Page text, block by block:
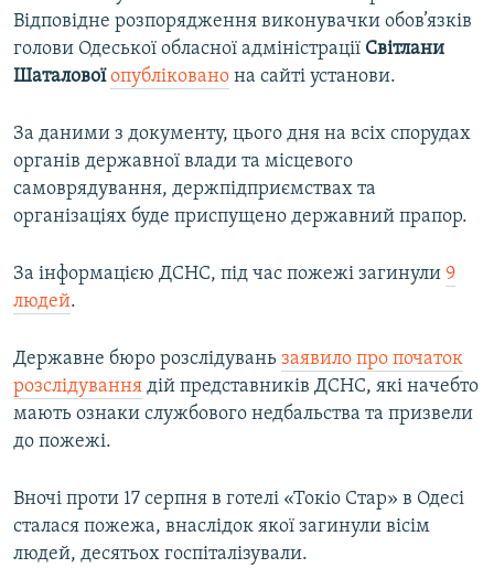
Відповідне розпорядження виконувачки обов’язків
голови Одеської обласної адміністрації Світлани
Шаталової опубліковано на сайті установи.
За даними з документу, цього дня на всіх спорудах
органів державної влади та місцевого
самоврядування, держпідприємствах та
організаціях буде приспущено державний прапор.
За інформацією ДСНС, під час пожежі загинули 9
людей.
Державне бюро розслідувань заявило про початок
розслідування дій представників ДСНС, які начебто
мають ознаки службового недбальства та призвели
до пожежі.
Вночі проти 17 серпня в готелі «Токіо Стар» в Одесі
сталася пожежа, внаслідок якої загинули вісім
людей, десятьох госпіталізували.